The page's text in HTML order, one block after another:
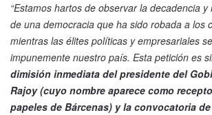
“Estamos hartos de observar la decadencia
de una democracia que ha sido robada a los
mientras las élites políticas y empresariales
impunemente nuestro país. Esta petición es
dimisión inmediata del presidente del
Rajoy (cuyo nombre aparece como
papeles de Bárcenas) y la convocatoria